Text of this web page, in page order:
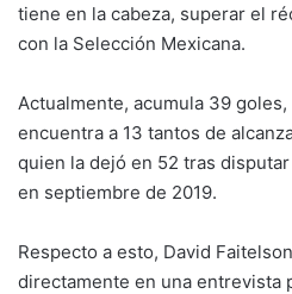
tiene en la cabeza, superar el
con la Selección Mexicana.
Actualmente, acumula 39
encuentra a 13 tantos de
quien la dejó en 52 tras
en septiembre de 2019.
Respecto a esto, David
directamente en una entrevista